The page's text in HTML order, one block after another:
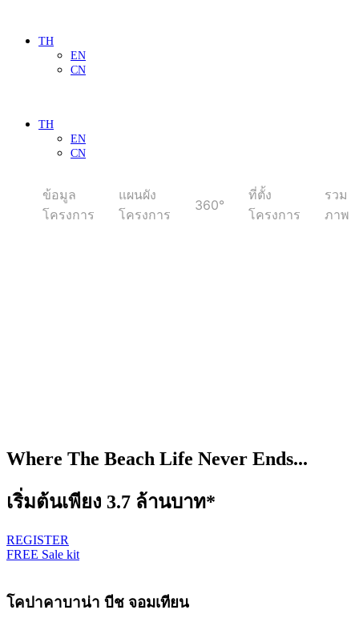
TH
EN
CN
TH
EN
CN
ข้อมูล
โครงการ
แผนผัง
โครงการ
360°
ที่ตั้ง
โครงการ
รวม
ภาพ
Where The Beach Life Never Ends...
เริ่มต้นเพียง 3.7 ล้านบาท*
REGISTER
FREE Sale kit
โคปาคาบาน่า บีช จอมเทียน